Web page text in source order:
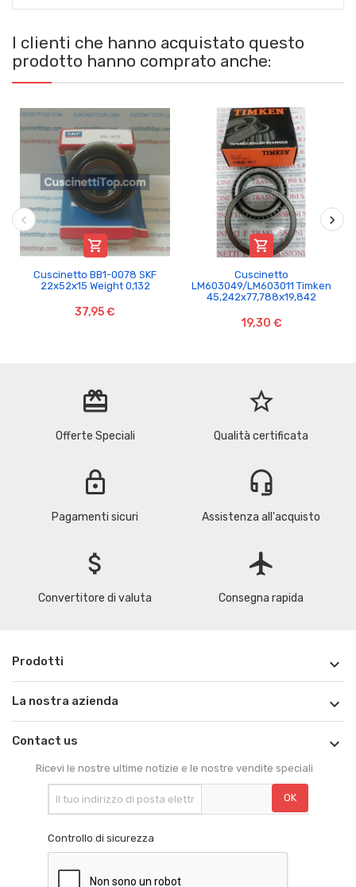
I clienti che hanno acquistato questo
prodotto hanno comprato anche:

Cuscinetto BB1-0078 SKF
22x52x15 Weight 0,132
37,95 €

Cuscinetto
LM603049/LM603011 Timken
45,242x77,788x19,842
19,30 €
redeem
Offerte Speciali
star_border
Qualità certificata
lock
Pagamenti sicuri
headset_mic
Assistenza all'acquisto
attach_money
Convertitore di valuta
flight
Consegna rapida
Prodotti 
La nostra azienda 
Contact us 
Ricevi le nostre ultime notizie e le nostre vendite speciali
Controllo di sicurezza